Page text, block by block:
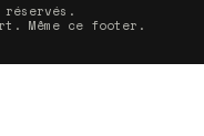
réservés.
Même ce footer.